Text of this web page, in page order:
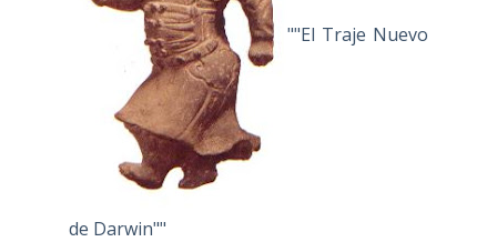
""El Traje Nuevo
de Darwin""